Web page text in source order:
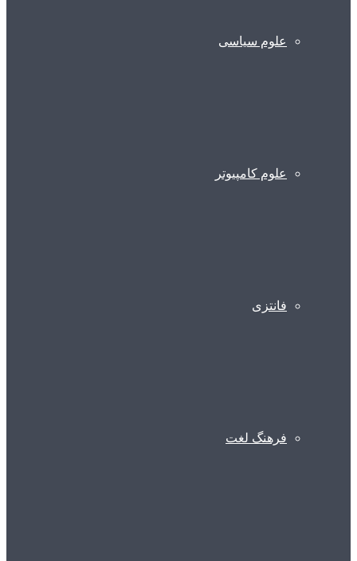
علوم سیاسی
علوم کامپیوتر
فانتزی
فرهنگ لغت